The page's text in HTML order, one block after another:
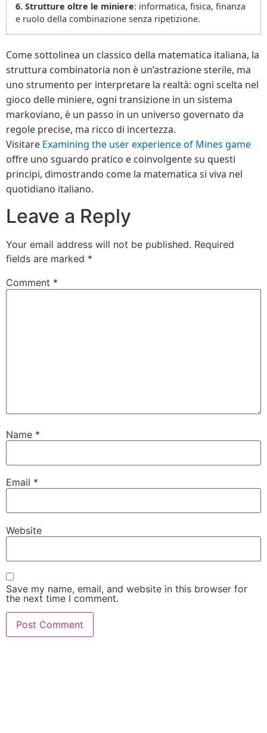
6. Strutture oltre le miniere: informatica, fisica, finanza
e ruolo della combinazione senza ripetizione.
Come sottolinea un classico della matematica italiana, la
struttura combinatoria non è un’astrazione sterile, ma
uno strumento per interpretare la realtà: ogni scelta nel
gioco delle miniere, ogni transizione in un sistema
markoviano, è un passo in un universo governato da
regole precise, ma ricco di incertezza.
Visitare Examining the user experience of Mines game
offre uno sguardo pratico e coinvolgente su questi
principi, dimostrando come la matematica si viva nel
quotidiano italiano.
Leave a Reply
Your email address will not be published. Required
fields are marked *
Comment *
Name *
Email *
Website
Save my name, email, and website in this browser for
the next time I comment.